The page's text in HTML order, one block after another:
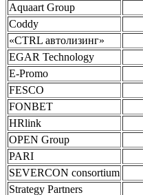
Aquaart Group
Coddy
«CTRL автолизинг»
EGAR Technology
E-Promo
FESCO
FONBET
HRlink
OPEN Group
PARI
SEVERCON consortium
Strategy Partners